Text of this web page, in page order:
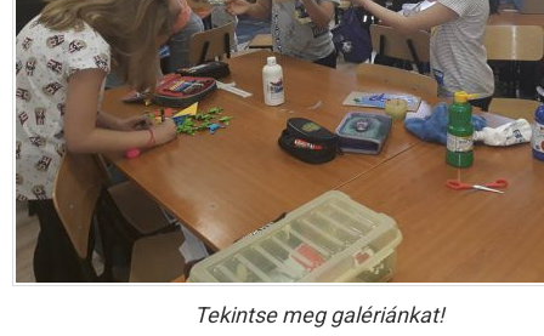
Tekintse meg galériánkat!